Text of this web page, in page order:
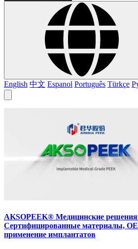
English 中文 Espanol Português Türkçe
AKSOPEEK® Медицинские решения
Сертифицированные материалы,
применение имплантатов